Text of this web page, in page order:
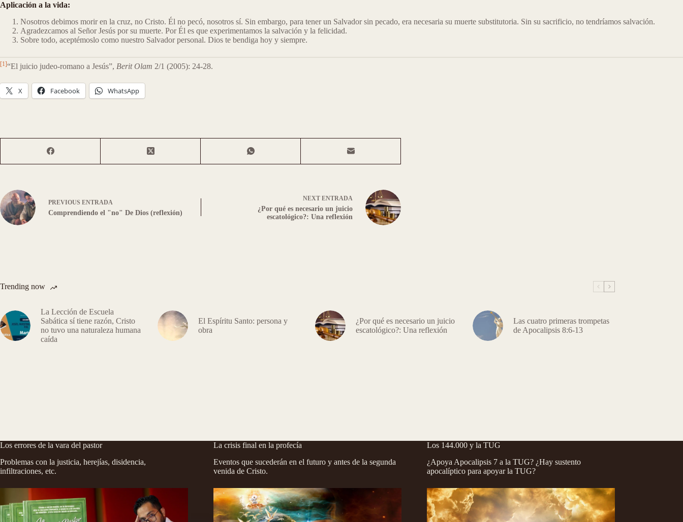
Aplicación a la vida:
Nosotros debimos morir en la cruz, no Cristo. Él no pecó, nosotros sí. Sin embargo, para tener un Salvador sin pecado, era necesaria su muerte substitutoria. Sin su sacrificio, no tendríamos salvación.
Agradezcamos al Señor Jesús por su muerte. Por Él es que experimentamos la salvación y la felicidad.
Sobre todo, aceptémoslo como nuestro Salvador personal. Dios te bendiga hoy y siempre.
[1]“El juicio judeo-romano a Jesús”, Berit Olam 2/1 (2005): 24-28.
X Facebook WhatsApp
PREVIOUS ENTRADA
Comprendiendo el "no" De Dios (reflexión)
NEXT ENTRADA
¿Por qué es necesario un juicio
escatológico?: Una reflexión
Trending now
La Lección de Escuela
Sabática sí tiene razón, Cristo
no tuvo una naturaleza humana
caída
El Espíritu Santo: persona y
obra
¿Por qué es necesario un juicio
escatológico?: Una reflexión
Las cuatro primeras trompetas
de Apocalipsis 8:6-13
Los errores de la vara del pastor
Problemas con la justicia, herejías, disidencia,
infiltraciones, etc.
La crisis final en la profecía
Eventos que sucederán en el futuro y antes de la segunda
venida de Cristo.
Los 144.000 y la TUG
¿Apoya Apocalipsis 7 a la TUG? ¿Hay sustento
apocalíptico para apoyar la TUG?